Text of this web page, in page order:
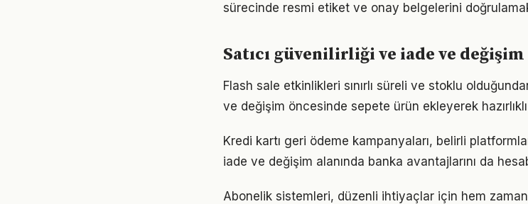
sürecinde resmi etiket ve onay belgelerini
Satıcı güvenilirliği ve iade ve değişim
Flash sale etkinlikleri sınırlı süreli ve stoklu
ve değişim öncesinde sepete ürün ekleyerek
Kredi kartı geri ödeme kampanyaları, belirli
iade ve değişim alanında banka avantajlarını da
Abonelik sistemleri, düzenli ihtiyaçlar için hem